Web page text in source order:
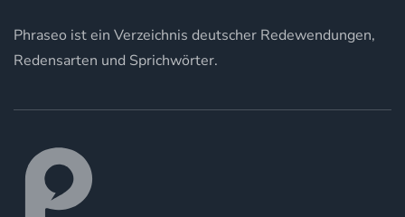
Phraseo ist ein Verzeichnis deutscher Redewendungen,
Redensarten und Sprichwörter.